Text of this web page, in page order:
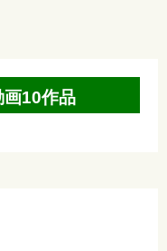
画10作品